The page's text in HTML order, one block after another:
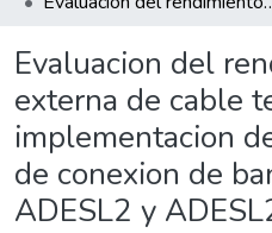
Evaluacion del
externa de cable
implementacion
de conexion de
ADESL2 y